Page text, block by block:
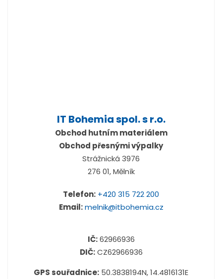
IT Bohemia spol. s r.o.
Obchod hutním materiálem
Obchod přesnými výpalky
Strážnická 3976
276 01, Mělník
Telefon: +420 315 722 200
Email: melnik@itbohemia.cz
IČ:62966936
DIČ:CZ62966936
GPS souřadnice: 50.3838194N, 14.4816131E